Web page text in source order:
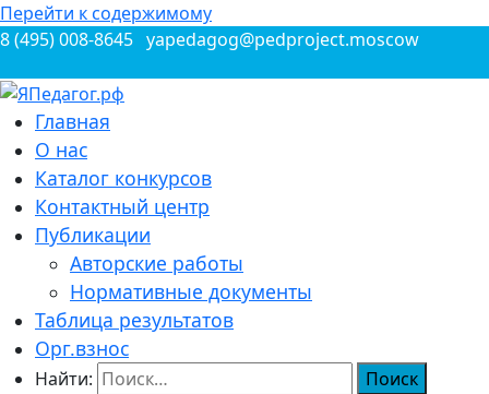
Перейти к содержимому
8 (495) 008-8645 yapedagog@pedproject.moscow
ЯПедагог.рф
Всероссийские конкурсы для педагогов
Главная
О нас
Каталог конкурсов
Контактный центр
Публикации
Авторские работы
Нормативные документы
Таблица результатов
Орг.взнос
Найти: